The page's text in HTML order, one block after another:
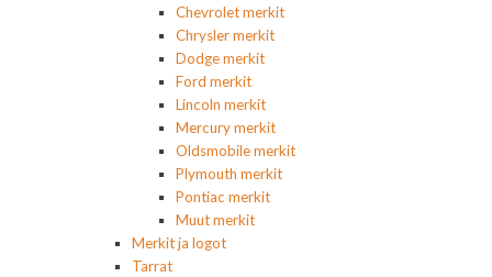
Chevrolet merkit
Chrysler merkit
Dodge merkit
Ford merkit
Lincoln merkit
Mercury merkit
Oldsmobile merkit
Plymouth merkit
Pontiac merkit
Muut merkit
Merkit ja logot
Tarrat